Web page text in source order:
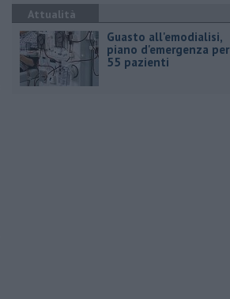
Attualità
Guasto all'emodialisi,
piano d'emergenza per
55 pazienti